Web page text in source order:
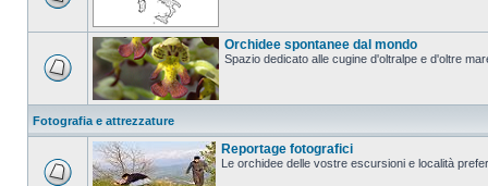
Orchidee spontanee dal mondo
Spazio dedicato alle cugine d'oltralpe e d'oltre
Fotografia e attrezzature
Reportage fotografici
Le orchidee delle vostre escursioni e località